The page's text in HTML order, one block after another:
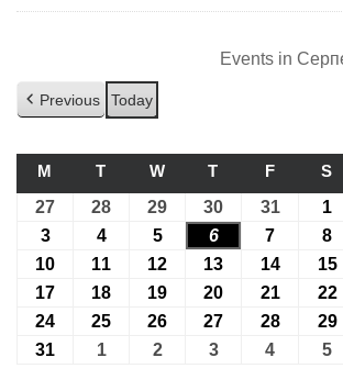
Events in
Previous Today
M ПОНЕДІЛОК
T ВІВТОРОК
WСЕРЕДА
T ЧЕТВЕР
F S
27 27.07.2026
28 28.07.2026
29 29.07.2026
30 30.07.2026
31 1
303.08.2026
404.08.2026
505.08.2026
606.08.2026
7 8
10 10.08.2026
11 11.08.2026
12 12.08.2026
13 13.08.2026
14 15
17 17.08.2026
18 18.08.2026
19 19.08.2026
20 20.08.2026
21 22
24 24.08.2026
25 25.08.2026
26 26.08.2026
27 27.08.2026
28 29
31 31.08.2026
101.09.2026
202.09.2026
303.09.2026
4 5